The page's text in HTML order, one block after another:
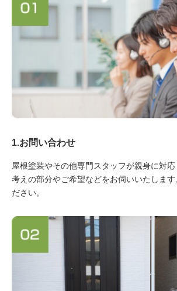
1.お問い合わせ
屋根塗装やその他専門スタッフが親身に対
考えの部分やご希望などをお伺いいたします
ださい。